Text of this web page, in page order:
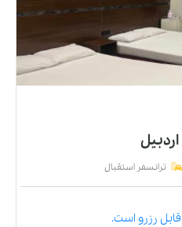
اردبیل
ترانسفر استقبال
قابل رزرو است.